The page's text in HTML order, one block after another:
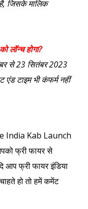
है, जिसके मालिक
लॉन्च होगा?
से 23 सितंबर 2023
टाइम भी कंफर्म नहीं
India Kab Launch
फ्री फायर से
आप फ्री फायर इंडिया
हो तो हमें कमेंट